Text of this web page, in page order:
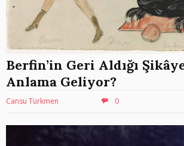
Berfin’in Geri Aldığı
Anlama Geliyor?
Cansu Türkmen 0